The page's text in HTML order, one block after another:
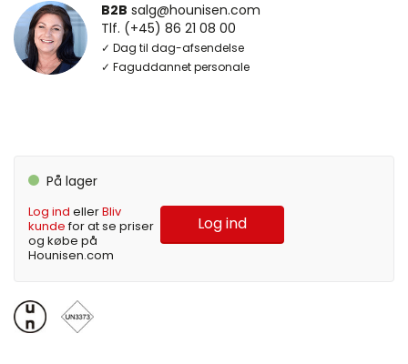
B2B salg@hounisen.com
Tlf. (+45) 86 21 08 00
✓ Dag til dag-afsendelse
✓ Faguddannet personale
På lager
Log ind ellerBliv
kundefor at se priser
og købe på
Hounisen.com
Log ind